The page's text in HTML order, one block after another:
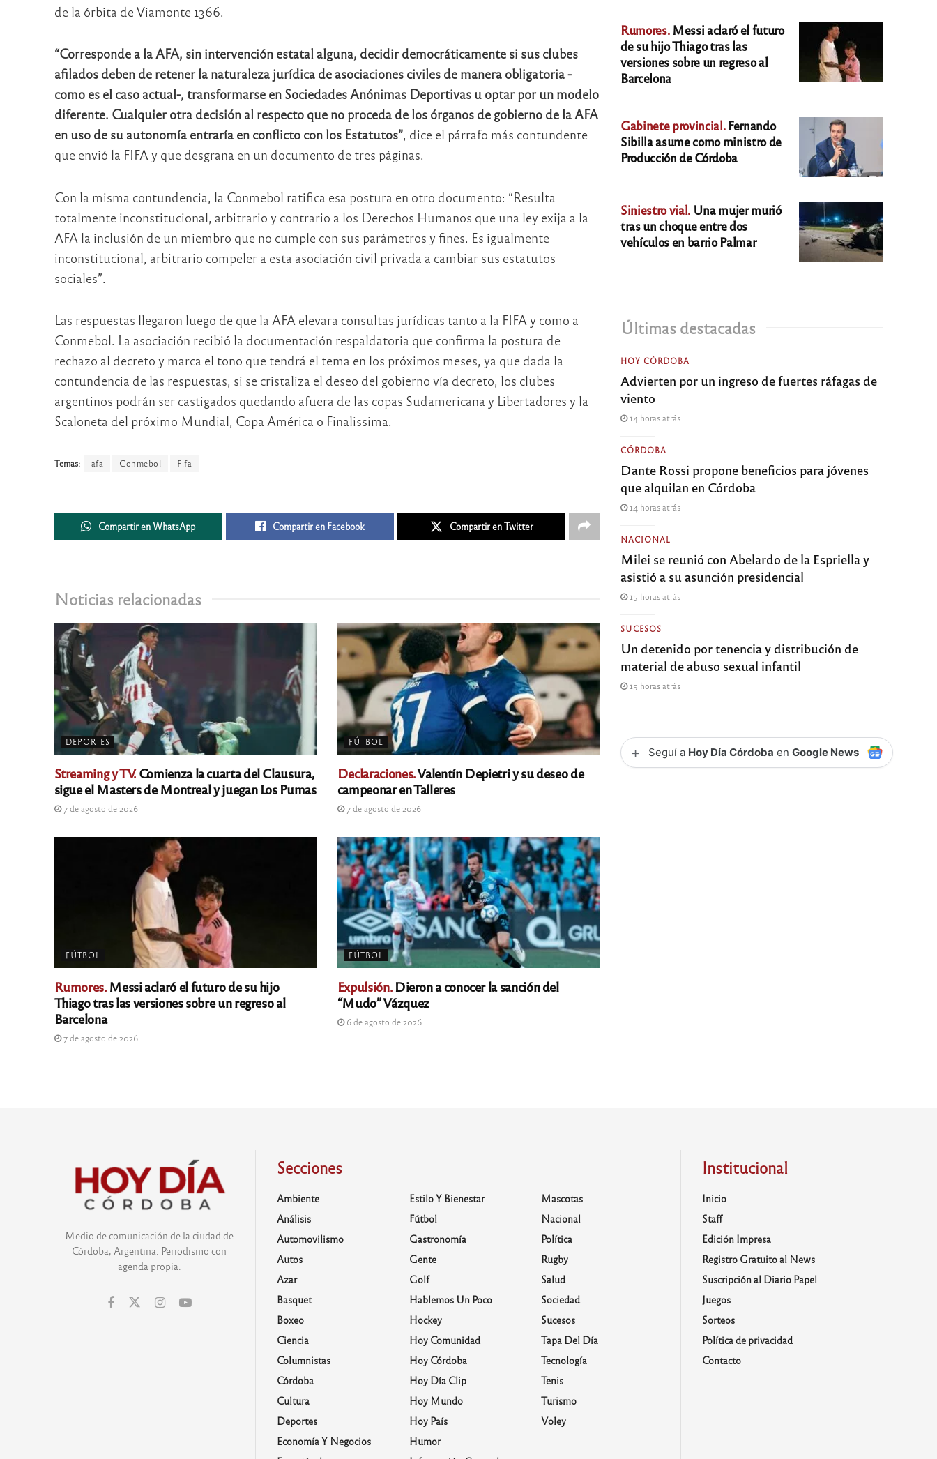
de la órbita de Viamonte 1366.
“Corresponde a la AFA, sin intervención estatal alguna, decidir democráticamente si sus clubes
afilados deben de retener la naturaleza jurídica de asociaciones civiles de manera obligatoria -
como es el caso actual-, transformarse en Sociedades Anónimas Deportivas u optar por un modelo
diferente. Cualquier otra decisión al respecto que no proceda de los órganos de gobierno de la AFA
en uso de su autonomía entraría en conflicto con los Estatutos”, dice el párrafo más contundente
que envió la FIFA y que desgrana en un documento de tres páginas.
Con la misma contundencia, la Conmebol ratifica esa postura en otro documento: “Resulta
totalmente inconstitucional, arbitrario y contrario a los Derechos Humanos que una ley exija a la
AFA la inclusión de un miembro que no cumple con sus parámetros y fines. Es igualmente
inconstitucional, arbitrario compeler a esta asociación civil privada a cambiar sus estatutos
sociales”.
Las respuestas llegaron luego de que la AFA elevara consultas jurídicas tanto a la FIFA y como a
Conmebol. La asociación recibió la documentación respaldatoria que confirma la postura de
rechazo al decreto y marca el tono que tendrá el tema en los próximos meses, ya que dada la
contundencia de las respuestas, si se cristaliza el deseo del gobierno vía decreto, los clubes
argentinos podrán ser castigados quedando afuera de las copas Sudamericana y Libertadores y la
Scaloneta del próximo Mundial, Copa América o Finalissima.
Temas: afa Conmebol Fifa
Compartir en WhatsApp Compartir en Facebook Compartir en Twitter
Noticias relacionadas
DEPORTES
Streaming y TV.Comienza la cuarta del Clausura,
sigue el Masters de Montreal y juegan Los Pumas
7 de agosto de 2026
FÚTBOL
Declaraciones.Valentín Depietri y su deseo de
campeonar en Talleres
7 de agosto de 2026
FÚTBOL
Rumores.Messi aclaró el futuro de su hijo
Thiago tras las versiones sobre un regreso al
Barcelona
7 de agosto de 2026
FÚTBOL
Expulsión.Dieron a conocer la sanción del
“Mudo” Vázquez
6 de agosto de 2026
Rumores.Messi aclaró el futuro
de su hijo Thiago tras las
versiones sobre un regreso al
Barcelona
Gabinete provincial.Fernando
Sibilla asume como ministro de
Producción de Córdoba
Siniestro vial. Una mujer murió
tras un choque entre dos
vehículos en barrio Palmar
Últimas destacadas
HOY CÓRDOBA
Advierten por un ingreso de fuertes ráfagas de
viento
14 horas atrás
CÓRDOBA
Dante Rossi propone beneficios para jóvenes
que alquilan en Córdoba
14 horas atrás
NACIONAL
Milei se reunió con Abelardo de la Espriella y
asistió a su asunción presidencial
15 horas atrás
SUCESOS
Un detenido por tenencia y distribución de
material de abuso sexual infantil
15 horas atrás
+ Seguí a Hoy Día Córdoba enGoogle News
Medio de comunicación de la ciudad de
Córdoba, Argentina. Periodismo con
agenda propia.
Secciones
Ambiente
Análisis
Automovilismo
Autos
Azar
Basquet
Boxeo
Ciencia
Columnistas
Córdoba
Cultura
Deportes
Economía Y Negocios
Estilo Y Bienestar
Fútbol
Gastronomía
Gente
Golf
Hablemos Un Poco
Hockey
Hoy Comunidad
Hoy Córdoba
Hoy Día Clip
Hoy Mundo
Hoy País
Humor
Mascotas
Nacional
Política
Rugby
Salud
Sociedad
Sucesos
Tapa Del Día
Tecnología
Tenis
Turismo
Voley
Institucional
Inicio
Staff
Edición Impresa
Registro Gratuito al News
Suscripción al Diario Papel
Juegos
Sorteos
Política de privacidad
Contacto